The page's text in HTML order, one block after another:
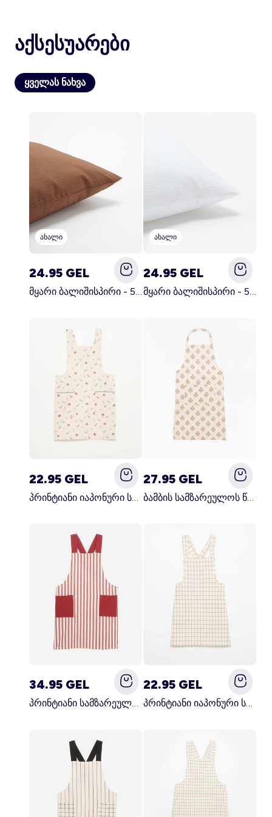
ანგარიში
აქსესუარები
ყველას ნახვა
ახალი
24.95 GEL
მყარი ბალიშისპირი - 50 x 70 სმ - KIABI მთავარი სამზარეულო
ახალი
24.95 GEL
მყარი ბალიშისპირი - 50 x 70 სმ - KIABI მთავარი თეთრი
22.95 GEL
პრინტიანი იაპონური სამზარეულოს წინსაფარი ლურჯი
27.95 GEL
ბამბის სამზარეულოს წინსაფარი მწვანე
34.95 GEL
პრინტიანი სამზარეულოს წინსაფარი წითელი
22.95 GEL
პრინტიანი იაპონური სამზარეულოს წინსაფარი ლურჯი